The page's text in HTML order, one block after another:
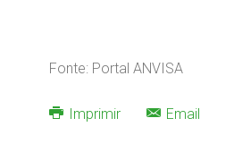
Fonte: Portal ANVISA
Imprimir Email